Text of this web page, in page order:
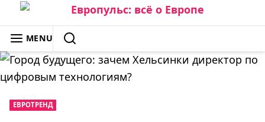
Skip
to
content
ЕВРОПУЛЬС: ВСЁ О ЕВРОПЕ
MENU
SEARCH
ЕВРОТРЕНД